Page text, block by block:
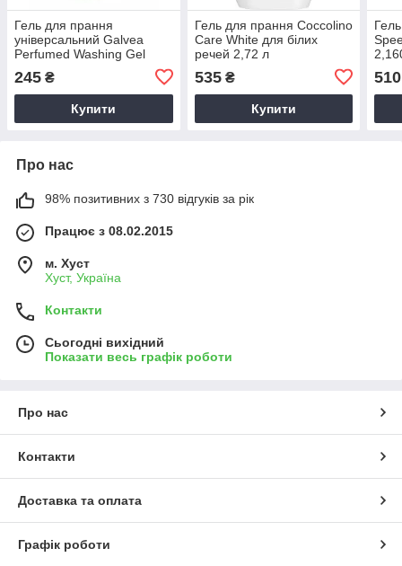
Гель для прання
універсальний Galvea
Perfumed Washing Gel
Universal, 1 л (38 прань)
245 ₴
Купити
Гель для прання Coccolino
Care White для білих
речей 2,72 л
535₴
Купити
510
Про нас
98% позитивних з 730 відгуків за рік
Працює з 08.02.2015
м. Хуст
Хуст, Україна
Контакти
Сьогодні вихідний
Показати весь графік роботи
Про нас
Контакти
Доставка та оплата
Графік роботи